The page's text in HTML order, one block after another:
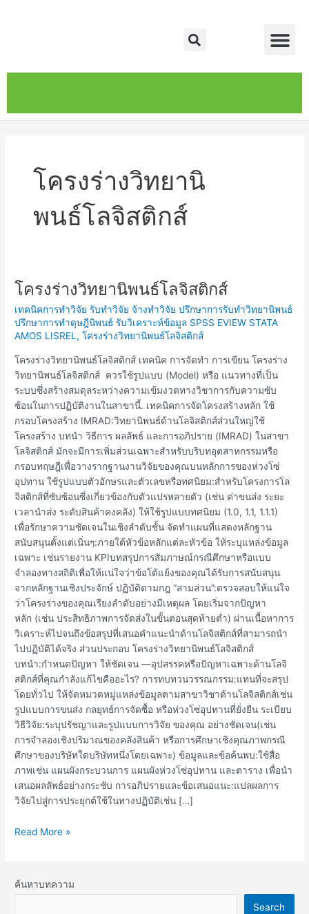
Search
โครงร่างวิทยานิ
พนธ์โลจิสติกส์
โครงร่างวิทยานิพนธ์โลจิสติกส์
เทคนิคการทำวิจัย รับทำวิจัย จ้างทำวิจัย ปรึกษาการรับทำวิทยานิพนธ์
ปรึกษาการทำดุษฎีนิพนธ์ รับวิเคราะห์ข้อมูล SPSS EVIEW STATA
AMOS LISREL ,โครงร่างวิทยานิพนธ์โลจิสติกส์
โครงร่างวิทยานิพนธ์โลจิสติกส์ เทคนิค การจัดทำ การเขียน โครงร่าง
วิทยานิพนธ์โลจิสติกส์ ควรใช้รูปแบบ (Model) หรือ แนวทางที่เป็น
ระบบซึ่งสร้างสมดุลระหว่างความเข้มงวดทางวิชาการกับความซับ
ซ้อนในการปฏิบัติงานในสาขานี้. เทคนิคการจัดโครงสร้างหลัก ใช้
กรอบโครงสร้าง IMRAD:วิทยานิพนธ์ด้านโลจิสติกส์ส่วนใหญ่ใช้
โครงสร้าง บทนำ วิธีการ ผลลัพธ์ และการอภิปราย (IMRAD) ในสาขา
โลจิสติกส์ มักจะมีการเพิ่มส่วนเฉพาะสำหรับบริบทอุตสาหกรรมหรือ
กรอบทฤษฎีเพื่อวางรากฐานงานวิจัยของคุณบนหลักการของห่วงโซ่
อุปทาน ใช้รูปแบบตัวอักษรและตัวเลขหรือทศนิยม:สำหรับโครงการโล
จิสติกส์ที่ซับซ้อนซึ่งเกี่ยวข้องกับตัวแปรหลายตัว (เช่น ค่าขนส่ง ระยะ
เวลานำส่ง ระดับสินค้าคงคลัง) ให้ใช้รูปแบบทศนิยม (1.0, 1.1, 1.1.1)
เพื่อรักษาความชัดเจนในเชิงลำดับชั้น จัดทำแผนที่แสดงหลักฐาน
สนับสนุนตั้งแต่เนิ่นๆ:ภายใต้หัวข้อหลักแต่ละหัวข้อ ให้ระบุแหล่งข้อมูล
เฉพาะ เช่นรายงาน KPIบทสรุปการสัมภาษณ์กรณีศึกษาหรือแบบ
จำลองทางสถิติเพื่อให้แน่ใจว่าข้อโต้แย้งของคุณได้รับการสนับสนุน
จากหลักฐานเชิงประจักษ์ ปฏิบัติตามกฎ “สามส่วน”:ตรวจสอบให้แน่ใจ
ว่าโครงร่างของคุณเรียงลำดับอย่างมีเหตุผล โดยเริ่มจากปัญหา
หลัก (เช่น ประสิทธิภาพการจัดส่งในขั้นตอนสุดท้ายต่ำ) ผ่านเนื้อหาการ
วิเคราะห์ไปจนถึงข้อสรุปที่เสนอคำแนะนำด้านโลจิสติกส์ที่สามารถนำ
ไปปฏิบัติได้จริง ส่วนประกอบ โครงร่างวิทยานิพนธ์โลจิสติกส์
บทนำ:กำหนดปัญหา ให้ชัดเจน —อุปสรรคหรือปัญหาเฉพาะด้านโลจิ
สติกส์ที่คุณกำลังแก้ไขคืออะไร? การทบทวนวรรณกรรม:แทนที่จะสรุป
โดยทั่วไป ให้จัดหมวดหมู่แหล่งข้อมูลตามสาขาวิชาด้านโลจิสติกส์เช่น
รูปแบบการขนส่ง กลยุทธ์การจัดซื้อ หรือห่วงโซ่อุปทานที่ยั่งยืน ระเบียบ
วิธีวิจัย:ระบุปรัชญาและรูปแบบการวิจัย ของคุณ อย่างชัดเจน(เช่น
การจำลองเชิงปริมาณของคลังสินค้า หรือการศึกษาเชิงคุณภาพกรณี
ศึกษาของบริษัทใดบริษัทหนึ่งโดยเฉพาะ) ข้อมูลและข้อค้นพบ:ใช้สื่อ
ภาพเช่น แผนผังกระบวนการ แผนผังห่วงโซ่อุปทาน และตาราง เพื่อนำ
เสนอผลลัพธ์อย่างกระชับ การอภิปรายและข้อเสนอแนะ:แปลผลการ
วิจัยไปสู่การประยุกต์ใช้ในทางปฏิบัติเช่น […]
โครง
วิทยา
นิ
จิ
สติ
กส์
Read More »
ค้นหาบทความ
Search